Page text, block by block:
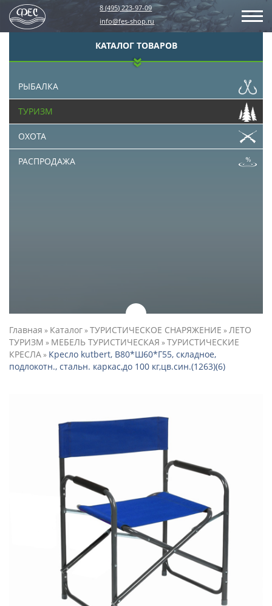
8 (495) 223-97-09
info@fes-shop.ru
КАТАЛОГ ТОВАРОВ
РЫБАЛКА
ТУРИЗМ
ОХОТА
РАСПРОДАЖА
Главная » Каталог»ТУРИСТИЧЕСКОЕ СНАРЯЖЕНИЕ »ЛЕТО
ТУРИЗМ » МЕБЕЛЬ ТУРИСТИЧЕСКАЯ »ТУРИСТИЧЕСКИЕ
КРЕСЛА» Кресло kutbert, В80*Ш60*Г55, складное,
подлокотн., стальн. каркас,до 100 кг,цв.син.(1263)(6)